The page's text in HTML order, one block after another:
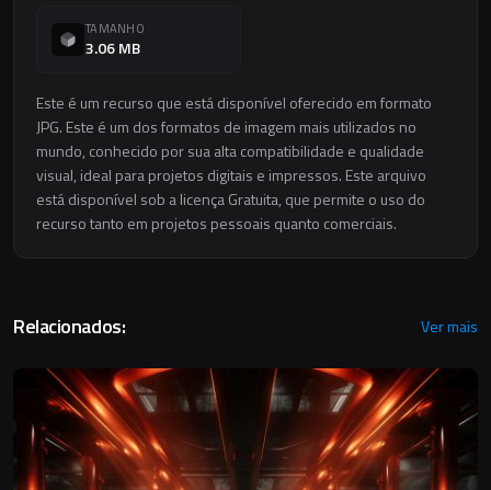
TAMANHO
3.06 MB
Este é um recurso que está disponível oferecido em formato
JPG. Este é um dos formatos de imagem mais utilizados no
mundo, conhecido por sua alta compatibilidade e qualidade
visual, ideal para projetos digitais e impressos. Este arquivo
está disponível sob a licença Gratuita, que permite o uso do
recurso tanto em projetos pessoais quanto comerciais.
Relacionados: Ver mais